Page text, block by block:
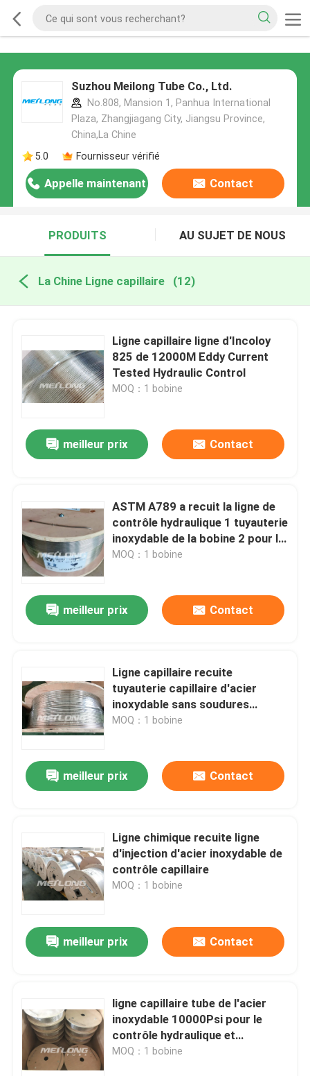
Suzhou Meilong Tube Co., Ltd.
No.808, Mansion 1, Panhua International
Plaza, Zhangjiagang City, Jiangsu Province,
China,La Chine
5.0
Fournisseur vérifié
Appelle maintenant Contact
PRODUITS AU SUJET DE NOUS
La Chine Ligne capillaire (12)
Ligne capillaire ligne d'Incoloy
825 de 12000M Eddy Current
Tested Hydraulic Control
MOQ：1 bobine
meilleur prix Contact
ASTM A789 a recuit la ligne de
contrôle hydraulique 1 tuyauterie
inoxydable de la bobine 2 pour le
Downhole
MOQ：1 bobine
meilleur prix Contact
Ligne capillaire recuite
tuyauterie capillaire d'acier
inoxydable sans soudures
orbitales
MOQ：1 bobine
meilleur prix Contact
Ligne chimique recuite ligne
d'injection d'acier inoxydable de
contrôle capillaire
MOQ：1 bobine
meilleur prix Contact
ligne capillaire tube de l'acier
inoxydable 10000Psi pour le
contrôle hydraulique et
l'injection chimique
MOQ：1 bobine